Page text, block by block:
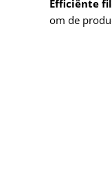
Efficiënte
om de